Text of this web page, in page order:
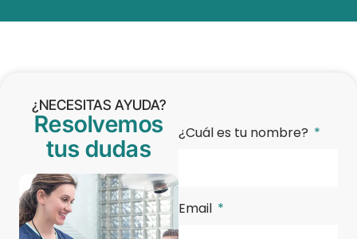
¿NECESITAS AYUDA?
Resolvemos
tus dudas
¿Cuál es tu nombre?
Email